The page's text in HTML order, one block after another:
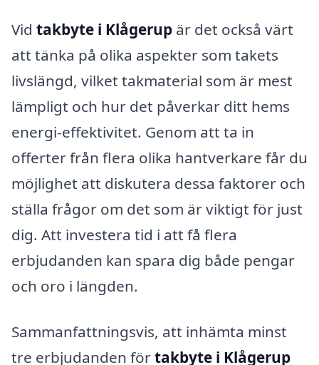
Vid takbyte i Klågerup är det också värt
att tänka på olika aspekter som takets
livslängd, vilket takmaterial som är mest
lämpligt och hur det påverkar ditt hems
energi-effektivitet. Genom att ta in
offerter från flera olika hantverkare får du
möjlighet att diskutera dessa faktorer och
ställa frågor om det som är viktigt för just
dig. Att investera tid i att få flera
erbjudanden kan spara dig både pengar
och oro i längden.
Sammanfattningsvis, att inhämta minst
tre erbjudanden förtakbyte i Klågerup